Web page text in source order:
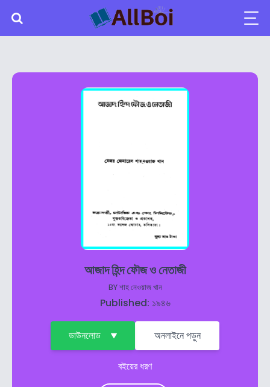
আজাদ হিন্দ ফৌজ ও নেতাজী
BYশাহ নেওয়াজ খান
Published: ১৯৪৬
ডাউনলোড অনলাইনে পড়ুন
বইয়ের ধরণ